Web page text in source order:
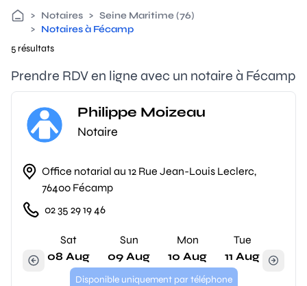
> Notaires > Seine Maritime (76)
> Notaires à Fécamp
5 résultats
Prendre RDV en ligne avec un notaire à Fécamp
Philippe Moizeau
Notaire
Office notarial au 12 Rue Jean-Louis Leclerc,
76400 Fécamp
02 35 29 19 46
Sat
08 Aug
Sun
09 Aug
Mon
10 Aug
Tue
11 Aug
Disponible uniquement par téléphone